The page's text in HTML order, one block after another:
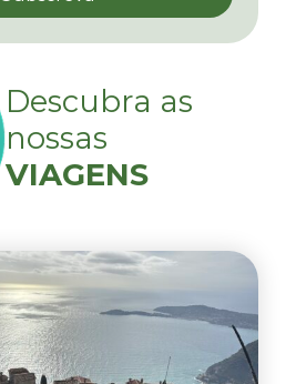
Descubra as
nossas
VIAGENS